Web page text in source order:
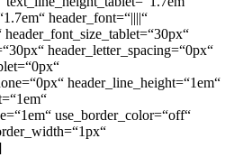
header_font=“||||“
header_letter_spacing=“0px“
header_line_height=“1em“
use_border_color=“off“